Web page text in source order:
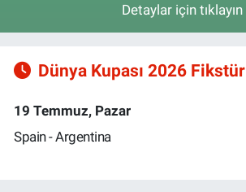
Detaylar için tıklayın
Dünya Kupası 2026 Fikstür
19 Temmuz, Pazar
Spain - Argentina